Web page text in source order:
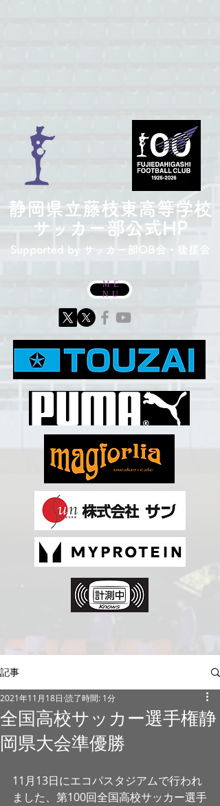
​静岡県立藤枝東高等学校
サッカー部公式HP
Supported by サッカー部OB会・後援会
ME
NU
記事
全国高校サッカー選手権静
岡県大会準優勝
2021年11月18日 読了時間: 1分
11月13日にエコパスタジアムで行われ
ました、第100回全国高校サッカー選手